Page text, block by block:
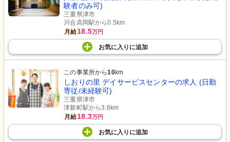
験者のみ可)
三重県津市
川合高岡駅から0.5km
月給18.5万円
お気に入り に追加
この事業所から10km
しおりの里 デイサービスセンターの求人 (日勤
専従/未経験可)
三重県津市
津新町駅から3.6km
月給18.3万円
お気に入り に追加